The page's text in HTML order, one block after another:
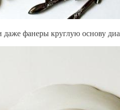
фанеры круглую основу